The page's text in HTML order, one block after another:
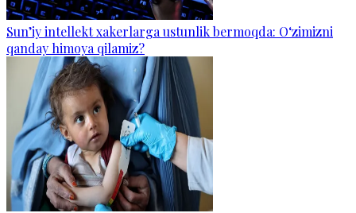
Sun’iy intellekt xakerlarga ustunlik bermoqda: O‘zimizni
qanday himoya qilamiz?